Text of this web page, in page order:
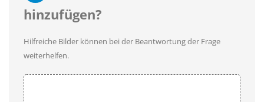
hinzufügen?
Hilfreiche Bilder können bei der Beantwortung der Frage
weiterhelfen.